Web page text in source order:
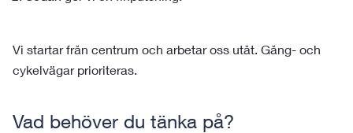
Vi startar från centrum och arbetar oss utåt. Gång- och
cykelvägar prioriteras.
Vad behöver du tänka på?